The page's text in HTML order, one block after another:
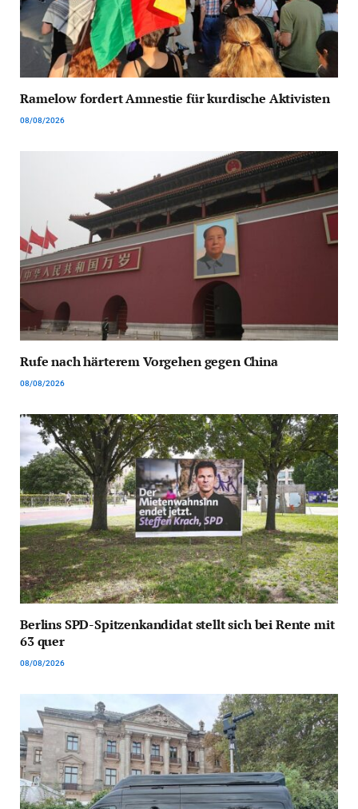
Ramelow fordert Amnestie für kurdische Aktivisten
08/08/2026
Rufe nach härterem Vorgehen gegen China
08/08/2026
Berlins SPD-Spitzenkandidat stellt sich bei Rente mit
63 quer
08/08/2026